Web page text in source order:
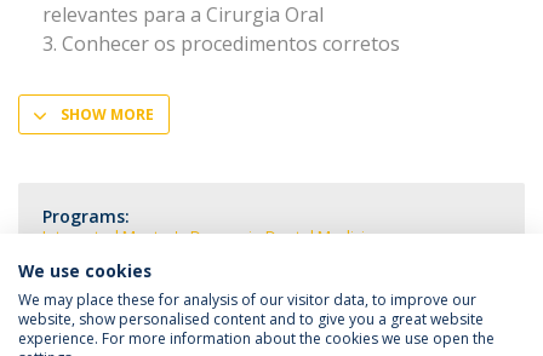
relevantes para a Cirurgia Oral
Conhecer os procedimentos corretos
SHOW MORE
Programs:
Integrated Master's Degree in Dental Medicine
We use cookies
We may place these for analysis of our visitor data, to improve our
website, show personalised content and to give you a great website
experience. For more information about the cookies we use open the